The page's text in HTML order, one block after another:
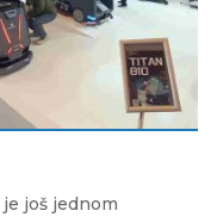
je još jednom